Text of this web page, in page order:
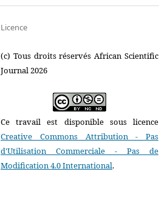
Licence
(c) Tous droits réservés African Scientific
Journal 2026
Ce travail est disponible sous licence
Creative Commons Attribution - Pas
d'Utilisation Commerciale - Pas de
Modification 4.0 International.